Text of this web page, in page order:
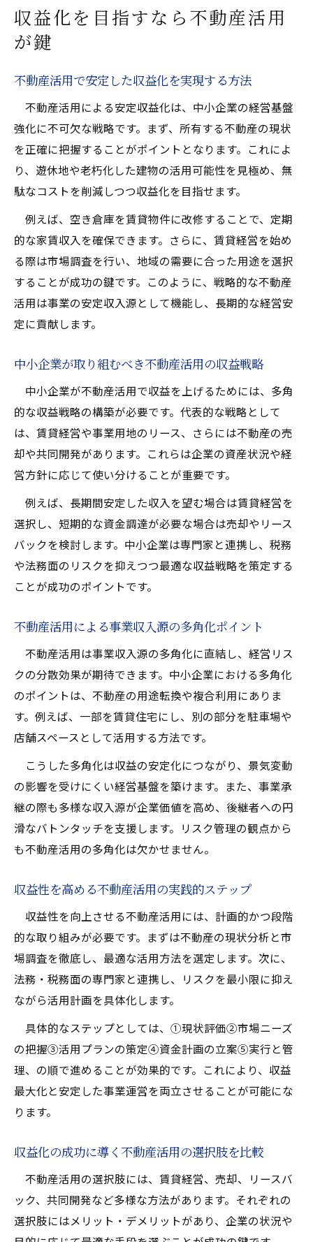
収益化を目指すなら不動産活用
が鍵
不動産活用で安定した収益化を実現する方法
不動産活用による安定収益化は、中小企業の経営基盤
強化に不可欠な戦略です。まず、所有する不動産の現状
を正確に把握することがポイントとなります。これによ
り、遊休地や老朽化した建物の活用可能性を見極め、無
駄なコストを削減しつつ収益化を目指せます。
例えば、空き倉庫を賃貸物件に改修することで、定期
的な家賃収入を確保できます。さらに、賃貸経営を始め
る際は市場調査を行い、地域の需要に合った用途を選択
することが成功の鍵です。このように、戦略的な不動産
活用は事業の安定収入源として機能し、長期的な経営安
定に貢献します。
中小企業が取り組むべき不動産活用の収益戦略
中小企業が不動産活用で収益を上げるためには、多角
的な収益戦略の構築が必要です。代表的な戦略として
は、賃貸経営や事業用地のリース、さらには不動産の売
却や共同開発があります。これらは企業の資産状況や経
営方針に応じて使い分けることが重要です。
例えば、長期間安定した収入を望む場合は賃貸経営を
選択し、短期的な資金調達が必要な場合は売却やリース
バックを検討します。中小企業は専門家と連携し、税務
や法務面のリスクを抑えつつ最適な収益戦略を策定する
ことが成功のポイントです。
不動産活用による事業収入源の多角化ポイント
不動産活用は事業収入源の多角化に直結し、経営リス
クの分散効果が期待できます。中小企業における多角化
のポイントは、不動産の用途転換や複合利用にありま
す。例えば、一部を賃貸住宅にし、別の部分を駐車場や
店舗スペースとして活用する方法です。
こうした多角化は収益の安定化につながり、景気変動
の影響を受けにくい経営基盤を築けます。また、事業承
継の際も多様な収入源が企業価値を高め、後継者への円
滑なバトンタッチを支援します。リスク管理の観点から
も不動産活用の多角化は欠かせません。
収益性を高める不動産活用の実践的ステップ
収益性を向上させる不動産活用には、計画的かつ段階
的な取り組みが必要です。まずは不動産の現状分析と市
場調査を徹底し、最適な活用方法を選定します。次に、
法務・税務面の専門家と連携し、リスクを最小限に抑え
ながら活用計画を具体化します。
具体的なステップとしては、①現状評価②市場ニーズ
の把握③活用プランの策定④資金計画の立案⑤実行と管
理、の順で進めることが効果的です。これにより、収益
最大化と安定した事業運営を両立させることが可能にな
ります。
収益化の成功に導く不動産活用の選択肢を比較
不動産活用の選択肢には、賃貸経営、売却、リースバ
ック、共同開発など多様な方法があります。それぞれの
選択肢にはメリット・デメリットがあり、企業の状況や